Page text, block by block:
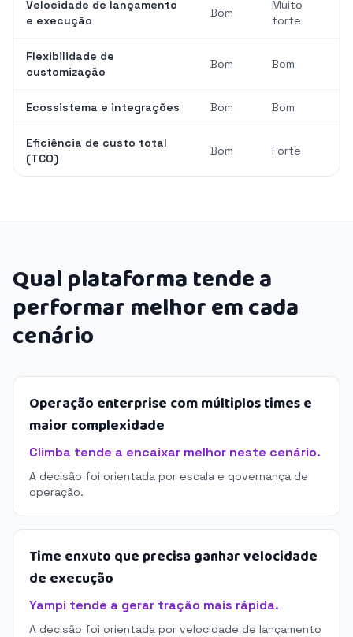
Velocidade de lançamento
e execução
Bom
Muito
forte
Flexibilidade de
customização
Bom Bom
Ecossistema e integrações Bom Bom
Eficiência de custo total
(TCO)
Bom Forte
Qual plataforma tende a
performar melhor em cada
cenário
Operação enterprise com múltiplos times e
maior complexidade
Climba tende a encaixar melhor neste cenário.
A decisão foi orientada por escala e governança de
operação.
Time enxuto que precisa ganhar velocidade
de execução
Yampi tende a gerar tração mais rápida.
A decisão foi orientada por velocidade de lançamento